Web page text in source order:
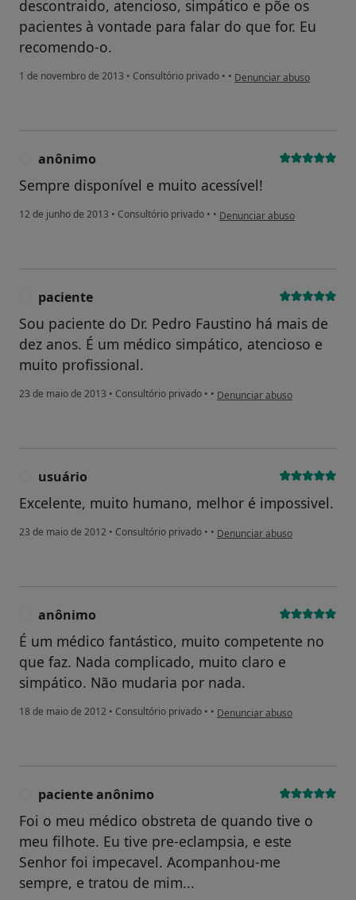
descontraido, atencioso, simpático e põe os
pacientes à vontade para falar do que for. Eu
recomendo-o.
1 de novembro de 2013 • Consultório privado • • na opinião do utilizador
Denunciar abuso
anônimo
Sempre disponível e muito acessível!
12 de junho de 2013 • Consultório privado • • na opinião do utilizador
Denunciar abuso
paciente
Sou paciente do Dr. Pedro Faustino há mais de
dez anos. É um médico simpático, atencioso e
muito profissional.
23 de maio de 2013 • Consultório privado • • na opinião do utilizador
Denunciar abuso
usuário
Excelente, muito humano, melhor é impossivel.
23 de maio de 2012 • Consultório privado • • na opinião do utilizador usuário
Denunciar abuso
anônimo
É um médico fantástico, muito competente no
que faz. Nada complicado, muito claro e
simpático. Não mudaria por nada.
18 de maio de 2012 • Consultório privado • • na opinião do utilizador
Denunciar abuso
paciente anônimo
Foi o meu médico obstreta de quando tive o
meu filhote. Eu tive pre-eclampsia, e este
Senhor foi impecavel. Acompanhou-me
sempre, e tratou de mim...